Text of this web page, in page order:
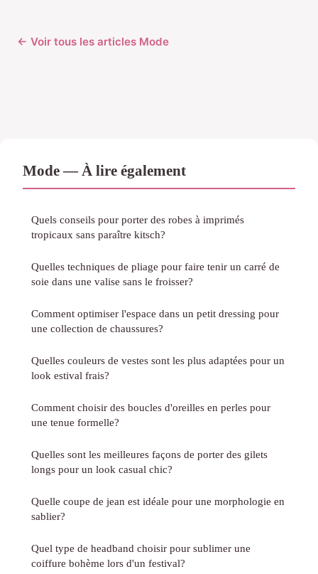
← Voir tous les articles Mode
Mode — À lire également
Quels conseils pour porter des robes à imprimés
tropicaux sans paraître kitsch?
Quelles techniques de pliage pour faire tenir un carré de
soie dans une valise sans le froisser?
Comment optimiser l'espace dans un petit dressing pour
une collection de chaussures?
Quelles couleurs de vestes sont les plus adaptées pour un
look estival frais?
Comment choisir des boucles d'oreilles en perles pour
une tenue formelle?
Quelles sont les meilleures façons de porter des gilets
longs pour un look casual chic?
Quelle coupe de jean est idéale pour une morphologie en
sablier?
Quel type de headband choisir pour sublimer une
coiffure bohème lors d'un festival?